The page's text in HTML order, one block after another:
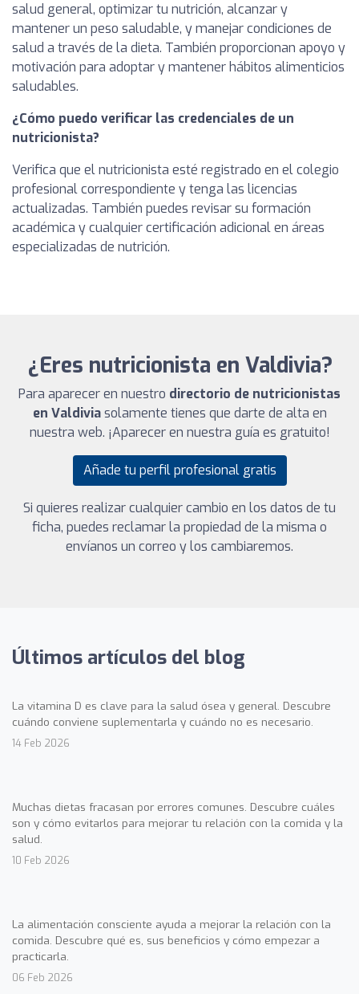
salud general, optimizar tu nutrición, alcanzar y
mantener un peso saludable, y manejar condiciones de
salud a través de la dieta. También proporcionan apoyo y
motivación para adoptar y mantener hábitos alimenticios
saludables.
¿Cómo puedo verificar las credenciales de un
nutricionista?
Verifica que el nutricionista esté registrado en el colegio
profesional correspondiente y tenga las licencias
actualizadas. También puedes revisar su formación
académica y cualquier certificación adicional en áreas
especializadas de nutrición.
¿Eres nutricionista en Valdivia?
Para aparecer en nuestro directorio de nutricionistas
en Valdiviasolamente tienes que darte de alta en
nuestra web. ¡Aparecer en nuestra guía es gratuito!
Añade tu perfil profesional gratis
Si quieres realizar cualquier cambio en los datos de tu
ficha, puedes reclamar la propiedad de la misma o
envíanos un correo y los cambiaremos.
Últimos artículos del blog
La vitamina D es clave para la salud ósea y general. Descubre
cuándo conviene suplementarla y cuándo no es necesario.
14 Feb 2026
Muchas dietas fracasan por errores comunes. Descubre cuáles
son y cómo evitarlos para mejorar tu relación con la comida y la
salud.
10 Feb 2026
La alimentación consciente ayuda a mejorar la relación con la
comida. Descubre qué es, sus beneficios y cómo empezar a
practicarla.
06 Feb 2026